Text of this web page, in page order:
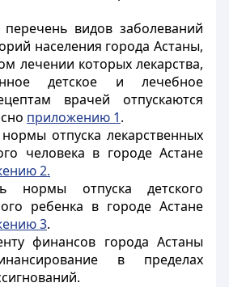
перечень видов заболеваний
населения города Астаны,
лечении которых лекарства,
детское и лечебное
врачей отпускаются
приложению 1.
отпуска лекарственных
человека в городе Астане
2.
нормы отпуска детского
ребенка в городе Астане
3.
финансов города Астаны
в пределах